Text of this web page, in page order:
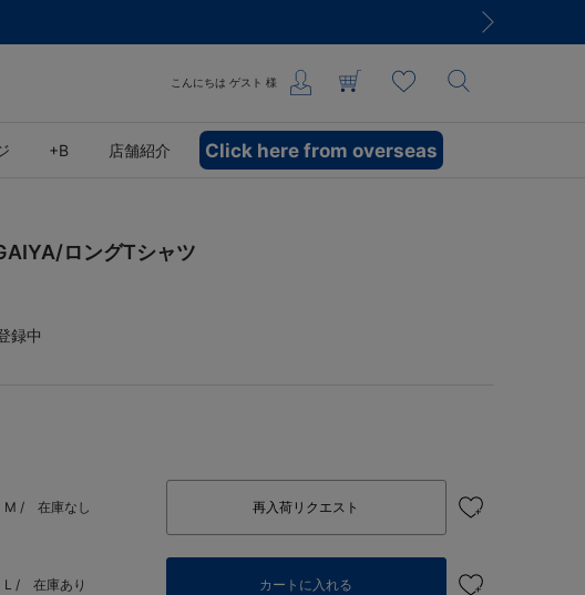
こんにちは ゲスト 様
+B 店舗紹介 Click here from overseas
ロングTシャツ
録中
M / 在庫なし 再入荷リクエスト
L / 在庫あり カートに入れる